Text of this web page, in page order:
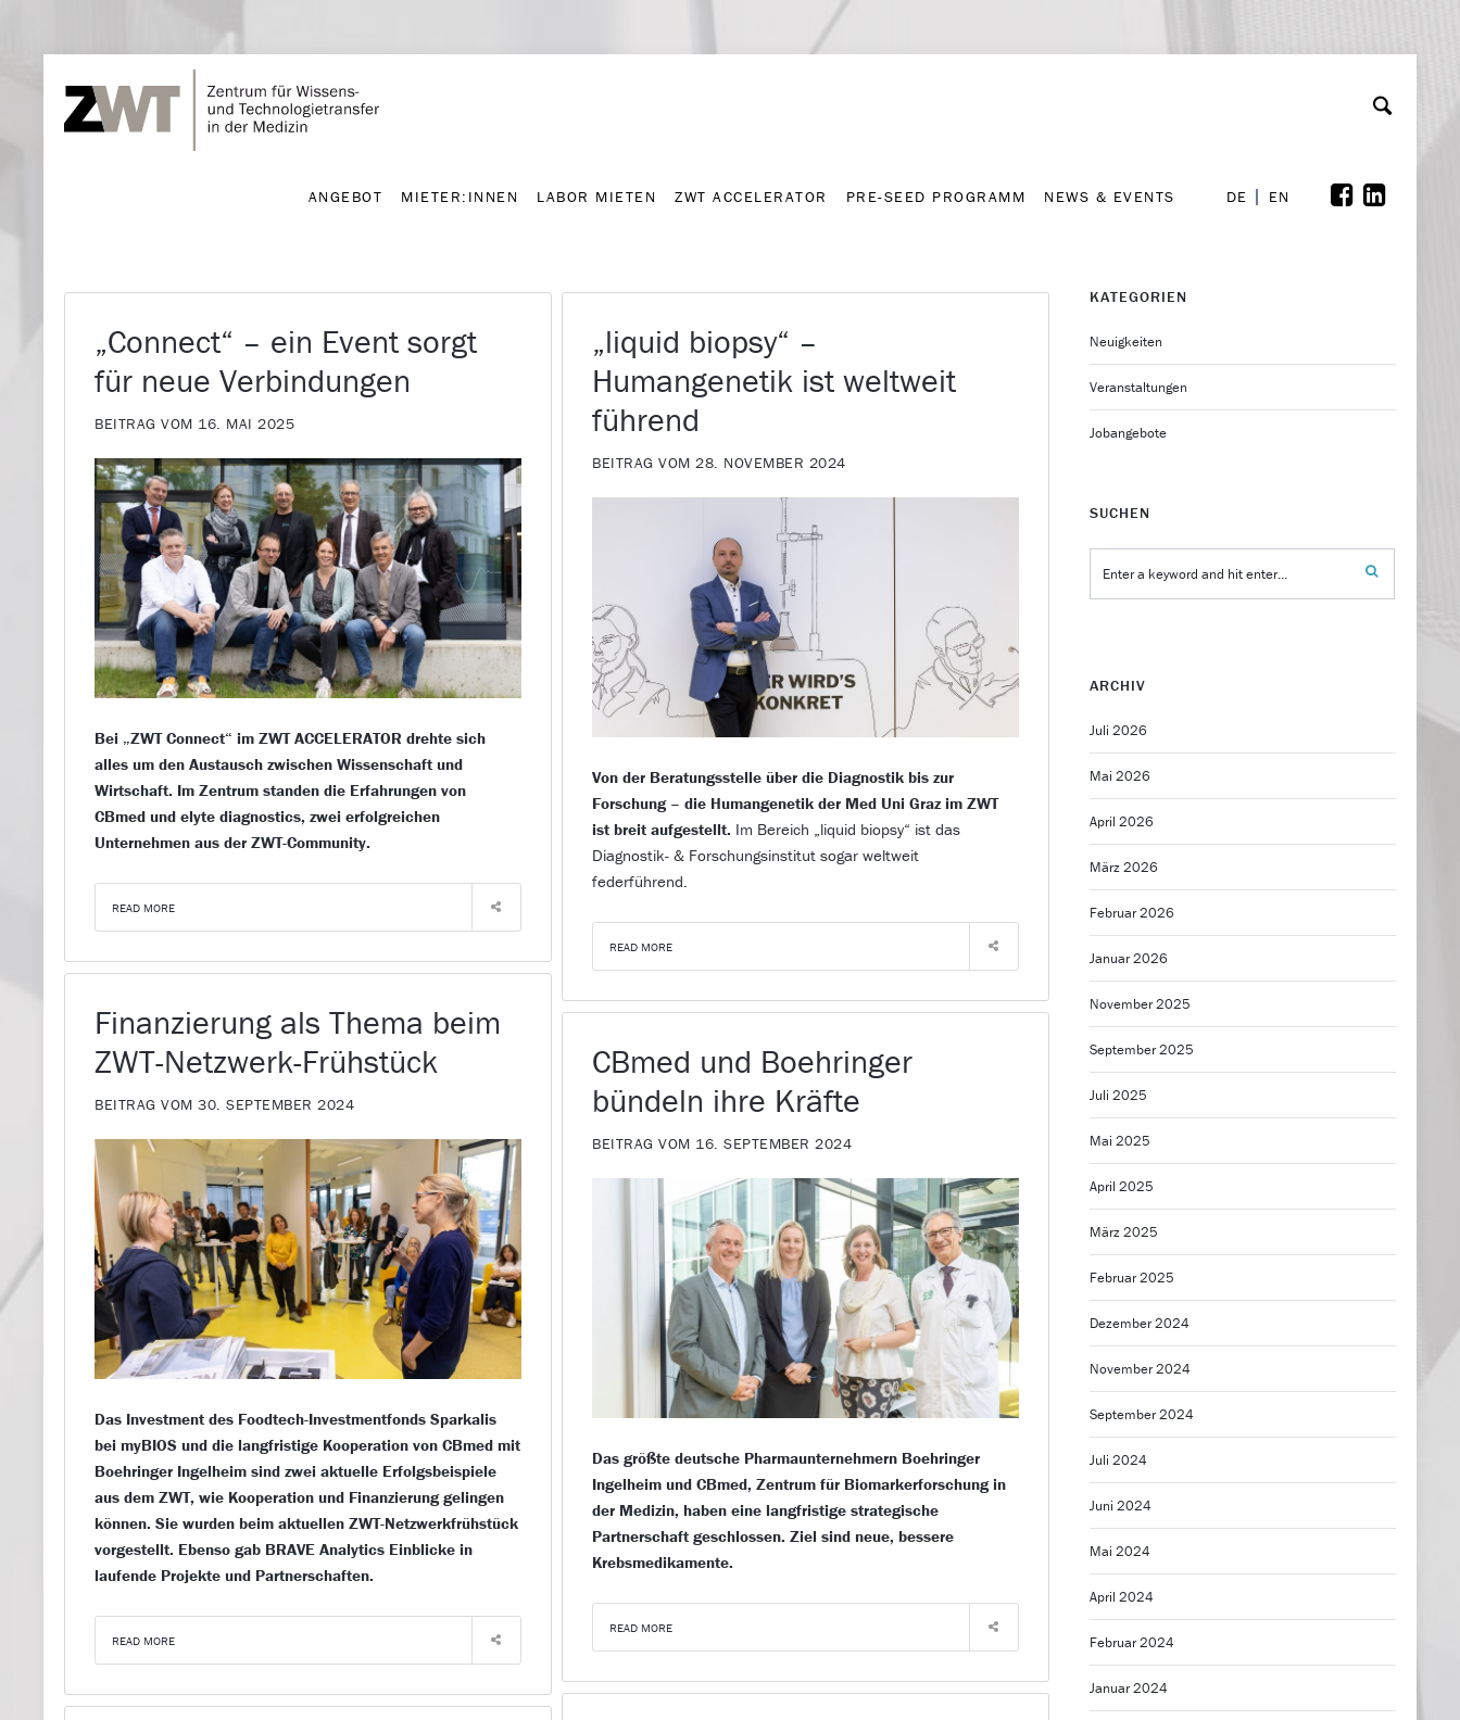
ANGEBOT
ANGEBOT MIETER:INNEN LABOR MIETEN ZWT ACCELERATOR PRE-SEED PROGRAMM NEWS & EVENTS DE EN
„Connect“ – ein Event sorgt
für neue Verbindungen
BEITRAG VOM 16. MAI 2025
Bei „ZWT Connect“ im ZWT ACCELERATOR drehte sich
alles um den Austausch zwischen Wissenschaft und
Wirtschaft. Im Zentrum standen die Erfahrungen von
CBmed und elyte diagnostics, zwei erfolgreichen
Unternehmen aus der ZWT-Community.
READ MORE
„liquid biopsy“ –
Humangenetik ist weltweit
führend
BEITRAG VOM 28. NOVEMBER 2024
Von der Beratungsstelle über die Diagnostik bis zur
Forschung – die Humangenetik der Med Uni Graz im ZWT
ist breit aufgestellt. Im Bereich „liquid biopsy“ ist das
Diagnostik- & Forschungsinstitut sogar weltweit
federführend.
READ MORE
Finanzierung als Thema beim
ZWT-Netzwerk-Frühstück
BEITRAG VOM 30. SEPTEMBER 2024
Das Investment des Foodtech-Investmentfonds Sparkalis
bei myBIOS und die langfristige Kooperation von CBmed mit
Boehringer Ingelheim sind zwei aktuelle Erfolgsbeispiele
aus dem ZWT, wie Kooperation und Finanzierung gelingen
können. Sie wurden beim aktuellen ZWT-Netzwerkfrühstück
vorgestellt. Ebenso gab BRAVE Analytics Einblicke in
laufende Projekte und Partnerschaften.
READ MORE
CBmed und Boehringer
bündeln ihre Kräfte
BEITRAG VOM 16. SEPTEMBER 2024
Das größte deutsche Pharmaunternehmern Boehringer
Ingelheim und CBmed, Zentrum für Biomarkerforschung in
der Medizin, haben eine langfristige strategische
Partnerschaft geschlossen. Ziel sind neue, bessere
Krebsmedikamente.
READ MORE
KATEGORIEN
Neuigkeiten
Veranstaltungen
Jobangebote
SUCHEN
ARCHIV
Juli 2026
Mai 2026
April 2026
März 2026
Februar 2026
Januar 2026
November 2025
September 2025
Juli 2025
Mai 2025
April 2025
März 2025
Februar 2025
Dezember 2024
November 2024
September 2024
Juli 2024
Juni 2024
Mai 2024
April 2024
Februar 2024
Januar 2024